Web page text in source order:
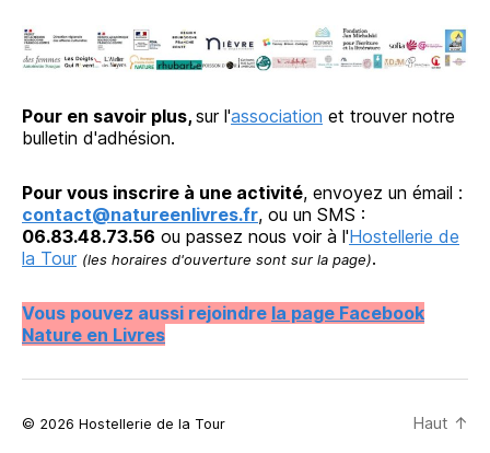
Pour en savoir plus, sur l'association et trouver notre
bulletin d'adhésion.
Pour vous inscrire à une activité, envoyez un émail :
contact@natureenlivres.fr, ou un SMS :
06.83.48.73.56 ou passez nous voir à l'Hostellerie de
la Tour (les horaires d'ouverture sont sur la page).
Vous pouvez aussi rejoindre la page Facebook
Nature en Livres
© 2026 Hostellerie de la Tour Haut ↑